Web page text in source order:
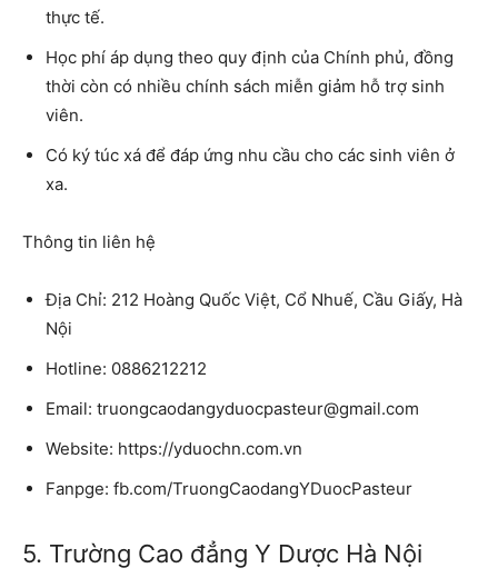
thực tế.
Học phí áp dụng theo quy định của Chính phủ, đồng
thời còn có nhiều chính sách miễn giảm hỗ trợ sinh
viên.
Có ký túc xá để đáp ứng nhu cầu cho các sinh viên ở
xa.
Thông tin liên hệ
Địa Chỉ: 212 Hoàng Quốc Việt, Cổ Nhuế, Cầu Giấy, Hà
Nội
Hotline: 0886212212
Email: truongcaodangyduocpasteur@gmail.com
Website: https://yduochn.com.vn
Fanpge: fb.com/TruongCaodangYDuocPasteur
5. Trường Cao đẳng Y Dược Hà Nội